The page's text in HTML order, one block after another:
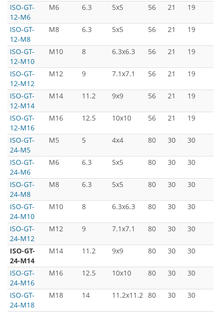
ISO-GT-
12-M6
M6 6.3 5x5 56 21 19
ISO-GT-
12-M8
M8 6.3 5x5 56 21 19
ISO-GT-
12-M10
M10 8 6.3x6.3 56 21 19
ISO-GT-
12-M12
M12 9 7.1x7.1 56 21 19
ISO-GT-
12-M14
M14 11.2 9x9 56 21 19
ISO-GT-
12-M16
M16 12.5 10x10 56 21 19
ISO-GT-
24-M5
M5 5 4x4 80 30 30
ISO-GT-
24-M6
M6 6.3 5x5 80 30 30
ISO-GT-
24-M8
M8 6.3 5x5 80 30 30
ISO-GT-
24-M10
M10 8 6.3x6.3 80 30 30
ISO-GT-
24-M12
M12 9 7.1x7.1 80 30 30
ISO-GT-
24-M14
M14 11.2 9x9 80 30 30
ISO-GT-
24-M16
M16 12.5 10x10 80 30 30
ISO-GT-
24-M18
M18 14 11.2x11.2 80 30 30